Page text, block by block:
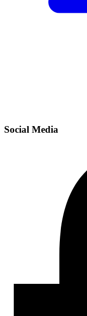
Social Media